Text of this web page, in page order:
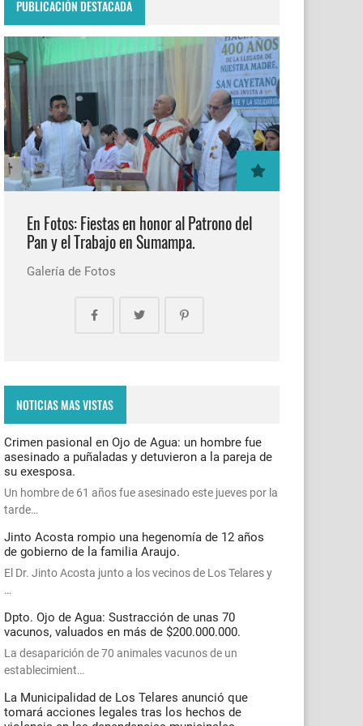
PUBLICACIÓN DESTACADA
En Fotos: Fiestas en honor al Patrono del
Pan y el Trabajo en Sumampa.
Galería de Fotos
NOTICIAS MAS VISTAS
Crimen pasional en Ojo de Agua: un hombre fue
asesinado a puñaladas y detuvieron a la pareja de
su exesposa.
Un hombre de 61 años fue asesinado este jueves por la
tarde…
Jinto Acosta rompio una hegenomía de 12 años
de gobierno de la familia Araujo.
El Dr. Jinto Acosta junto a los vecinos de Los Telares y
…
Dpto. Ojo de Agua: Sustracción de unas 70
vacunos, valuados en más de $200.000.000.
La desaparición de 70 animales vacunos de un
establecimient…
La Municipalidad de Los Telares anunció que
tomará acciones legales tras los hechos de